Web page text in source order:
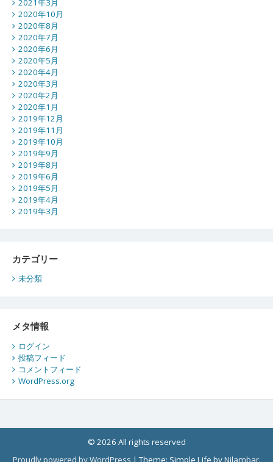
2021年3月
2020年10月
2020年8月
2020年7月
2020年6月
2020年5月
2020年4月
2020年3月
2020年2月
2020年1月
2019年12月
2019年11月
2019年10月
2019年9月
2019年8月
2019年6月
2019年5月
2019年4月
2019年3月
カテゴリー
未分類
メタ情報
ログイン
投稿フィード
コメントフィード
WordPress.org
© 2026 All rights reserved
Proudly powered by WordPress |Theme: Simple Life byNilambar.